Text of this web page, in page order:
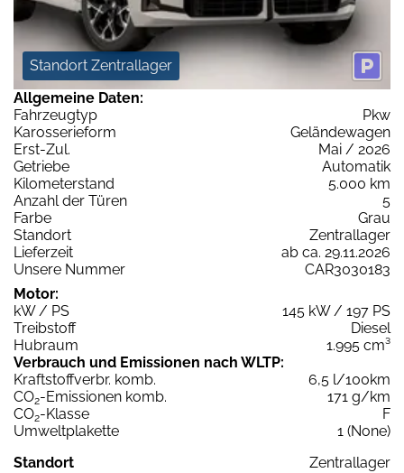
Standort Zentrallager
Allgemeine Daten:
Fahrzeugtyp
Pkw
Karosserieform
Geländewagen
Erst-Zul.
Mai / 2026
Getriebe
Automatik
Kilometerstand
5.000 km
Anzahl der Türen
5
Farbe
Grau
Standort
Zentrallager
Lieferzeit
ab ca. 29.11.2026
Unsere Nummer
CAR3030183
Motor:
kW / PS
145 kW / 197 PS
Treibstoff
Diesel
Hubraum
1.995 cm³
Verbrauch und Emissionen nach WLTP:
Kraftstoffverbr. komb.
6,5 l/100km
CO2-Emissionen komb.
171 g/km
CO2-Klasse
F
Umweltplakette
1 (None)
Standort
Zentrallager